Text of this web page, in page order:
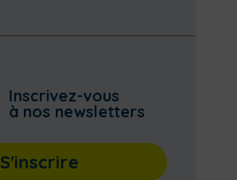
Inscrivez-vous
à nos newsletters
S'inscrire